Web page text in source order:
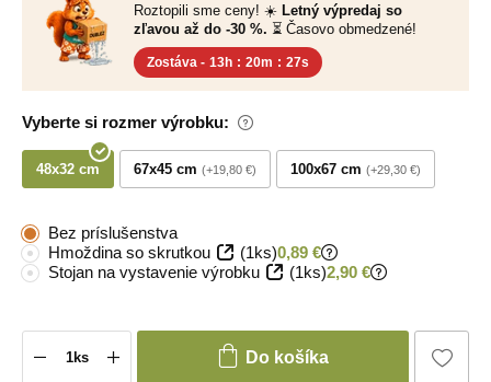
Roztopili sme ceny! ☀️ Letný výpredaj so
zľavou až do -30 %. ⏳ Časovo obmedzené!
Zostáva - 13h : 20m : 26s
Vyberte si rozmer výrobku:
48x32 cm 67x45 cm +19,80 € 100x67 cm +29,30 €
Bez príslušenstva
Hmoždina so skrutkou
(1ks)0,89 €
Stojan na vystavenie výrobku
(1ks)2,90 €
Do košíka